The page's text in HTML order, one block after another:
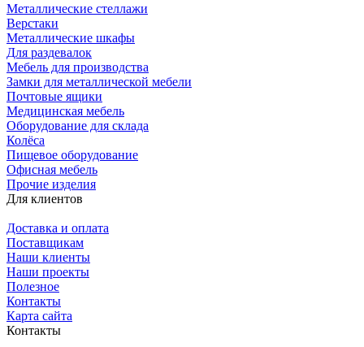
Металлические стеллажи
Верстаки
Металлические шкафы
Для раздевалок
Мебель для производства
Замки для металлической мебели
Почтовые ящики
Медицинская мебель
Оборудование для склада
Колёса
Пищевое оборудование
Офисная мебель
Прочие изделия
Для клиентов
Доставка и оплата
Поставщикам
Наши клиенты
Наши проекты
Полезное
Контакты
Карта сайта
Контакты